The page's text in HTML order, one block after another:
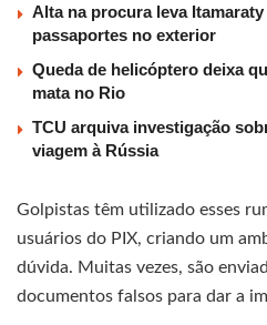
Alta na procura leva
passaportes no exterior
Queda de helicóptero deixa
mata no Rio
TCU arquiva investigação
viagem à Rússia
Golpistas têm utilizado esses
usuários do PIX, criando um
dúvida. Muitas vezes, são
documentos falsos para dar a